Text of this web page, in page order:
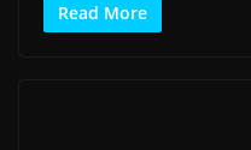
Read More